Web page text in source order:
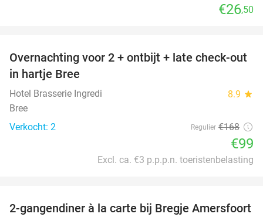
€26,50
41%
TODAY
Overnachting voor 2 + ontbijt + late check-out
in hartje Bree
Hotel Brasserie Ingredi 8.9 star
Bree
Verkocht: 2
Regulier €168
€99
Excl. ca. €3 p.p.p.n. toeristenbelasting
12%
2-gangendiner à la carte bij Bregje Amersfoort